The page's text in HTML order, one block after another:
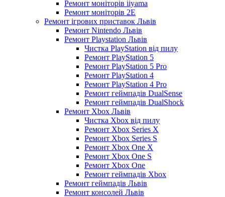
Ремонт моніторів iiyama
Ремонт моніторів 2E
Ремонт ігрових приставок Львів
Ремонт Nintendo Львів
Ремонт Playstation Львів
Чистка PlayStation від пилу
Ремонт PlayStation 5
Ремонт PlayStation 5 Pro
Ремонт PlayStation 4
Ремонт PlayStation 4 Pro
Ремонт геймпадів DualSense
Ремонт геймпадів DualShock
Ремонт Xbox Львів
Чистка Xbox від пилу
Ремонт Xbox Series X
Ремонт Xbox Series S
Ремонт Xbox One X
Ремонт Xbox One S
Ремонт Xbox One
Ремонт геймпадів Xbox
Ремонт геймпадів Львів
Ремонт консолей Львів